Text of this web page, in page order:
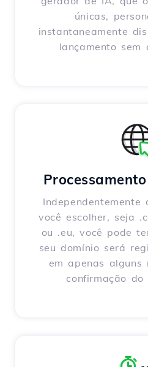
únicas,
instantaneamente
lançamento sem
Independentemente
você escolher, seja
ou .eu, você pode
seu domínio será
em apenas alguns
confirmação do